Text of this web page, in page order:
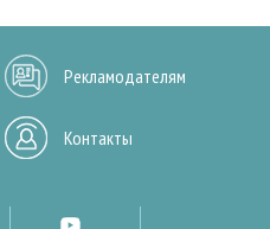
Рекламодателям
Контакты